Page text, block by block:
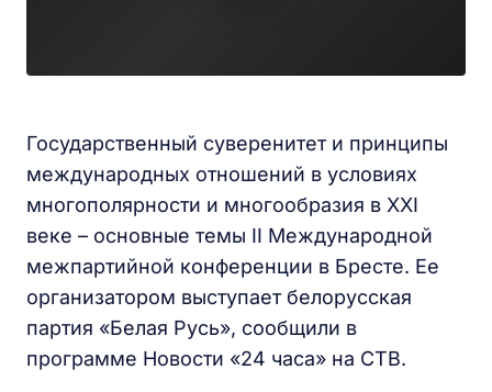
Государственный суверенитет и принципы
международных отношений в условиях
многополярности и многообразия в XXI
веке – основные темы II Международной
межпартийной конференции в Бресте. Ее
организатором выступает белорусская
партия «Белая Русь», сообщили в
программе Новости «24 часа» на СТВ.